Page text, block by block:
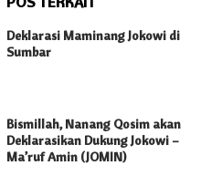
Deklarasi Maminang Jokowi di
Sumbar
Bismillah, Nanang Qosim akan
Deklarasikan Dukung Jokowi –
Ma’ruf Amin (JOMIN)